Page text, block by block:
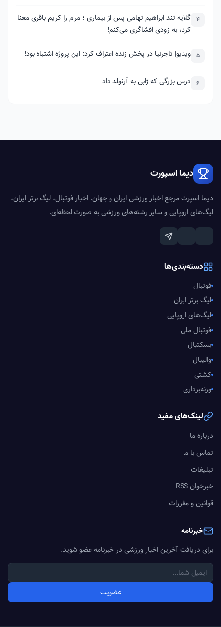
4 گلایه تند ابراهیم تهامی پس از بیماری ؛ مرام را کریم باقری معنا
کرد، به زودی افشاگری می‌کنم!
5 ویدیو| تاجرنیا در پخش زنده اعتراف کرد: این پروژه اشتباه بود!
6 درس بزرگی که ژابی به آرنولد داد
دیما اسپورت
دیما اسپرت مرجع اخبار ورزشی ایران و جهان. اخبار فوتبال، لیگ برتر ایران،
لیگ‌های اروپایی و سایر رشته‌های ورزشی به صورت لحظه‌ای.
دسته‌بندی‌ها
فوتبال
لیگ برتر ایران
لیگ‌های اروپایی
فوتبال ملی
بسکتبال
والیبال
کشتی
وزنه‌برداری
لینک‌های مفید
درباره ما
تماس با ما
تبلیغات
خبرخوان RSS
قوانین و مقررات
خبرنامه
برای دریافت آخرین اخبار ورزشی در خبرنامه عضو شوید.
عضویت